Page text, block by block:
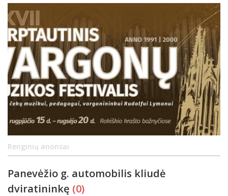
Renginių anonsai
Panevėžio g. automobilis kliudė
dviratininkę (0)